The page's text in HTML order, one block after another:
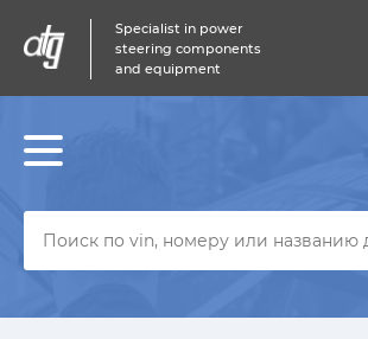
Specialist in power
steering components
and equipment